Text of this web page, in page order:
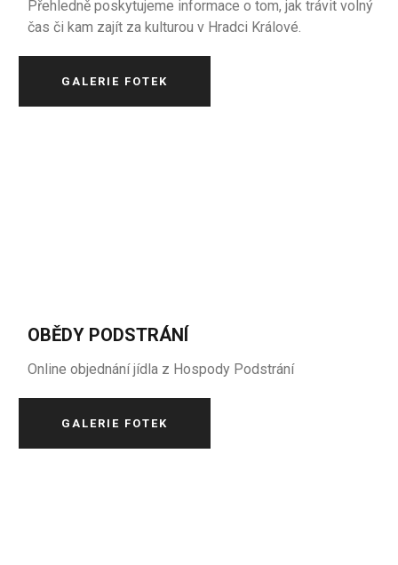
Přehledně poskytujeme informace o tom, jak trávit volný
čas či kam zajít za kulturou v Hradci Králové.
GALERIE FOTEK
OBĚDY PODSTRÁNÍ
Online objednání jídla z Hospody Podstrání
GALERIE FOTEK